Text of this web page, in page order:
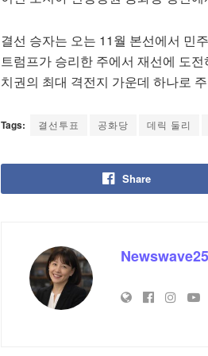
결선 승자는 오는 11월 본선에서 민
트럼프가 승리한 주에서 재선에 도
치권의 최대 격전지 가운데 하나로
Tags: 결선투표 공화당 데릭 둘리
Share
Newswave25